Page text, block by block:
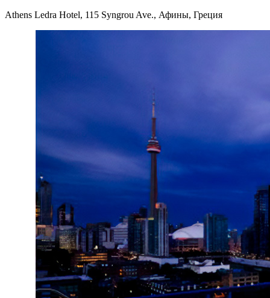
Athens Ledra Hotel, 115 Syngrou Ave., Афины, Греция